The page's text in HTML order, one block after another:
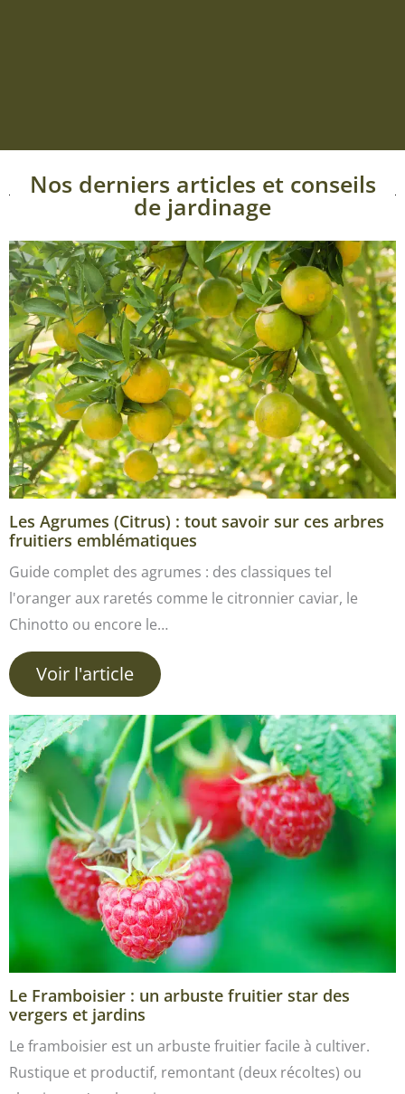
Nos derniers articles et conseils
de jardinage
Les Agrumes (Citrus) : tout savoir sur ces arbres
fruitiers emblématiques
Guide complet des agrumes : des classiques tel
l'oranger aux raretés comme le citronnier caviar, le
Chinotto ou encore le…
Voir l'article
Le Framboisier : un arbuste fruitier star des
vergers et jardins
Le framboisier est un arbuste fruitier facile à cultiver.
Rustique et productif, remontant (deux récoltes) ou